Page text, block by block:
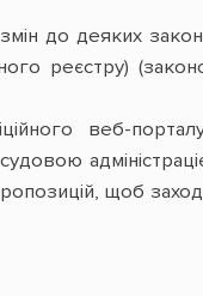
до деяких
реєстру)
веб-
щоб